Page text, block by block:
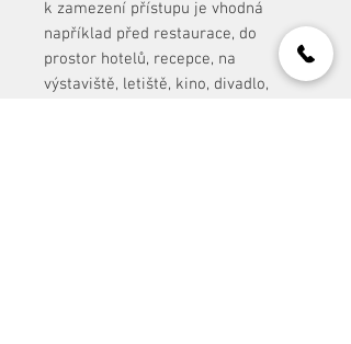
k zamezení přístupu je vhodná
například před restaurace, do
prostor hotelů, recepce, na
výstaviště, letiště, kino, divadlo,